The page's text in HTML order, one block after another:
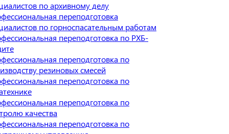
по архивному делу
переподготовка
по горноспасательным работам
переподготовка по РХБ-
переподготовка по
резиновых смесей
переподготовка по
переподготовка по
качества
переподготовка по